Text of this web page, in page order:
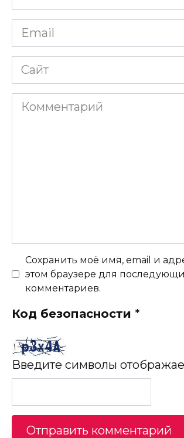
*
Email
*
Сайт
Комментарий
Сохранить моё имя, email и
этом браузере для
комментариев.
Код безопасности *
Введите символы